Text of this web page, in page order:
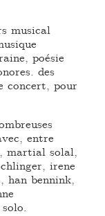
musical
poésie
des
concert, pour
entre
martial solal,
irene
han bennink,